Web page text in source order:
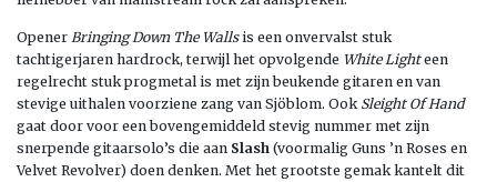
Opener Bringing Down The Wallsis een onvervalst stuk
tachtigerjaren hardrock, terwijl het opvolgende White Lighteen
regelrecht stuk progmetal is met zijn beukende gitaren en van
stevige uithalen voorziene zang van Sjöblom. Ook Sleight Of Hand
gaat door voor een bovengemiddeld stevig nummer met zijn
snerpende gitaarsolo’s die aan Slash (voormalig Guns ’n Roses en
Velvet Revolver) doen denken. Met het grootste gemak kantelt dit